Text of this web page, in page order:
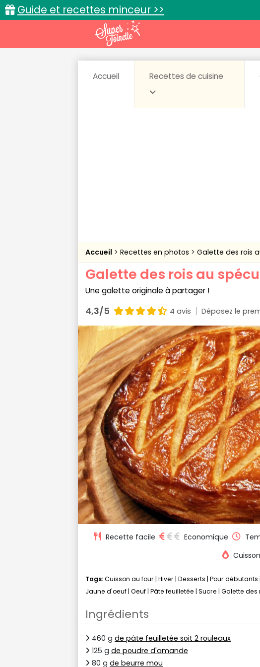
Guide et recettes minceur >>
Accueil Recettes de cuisine
Accueil Recettes en photos Galette des rois
Galette des rois au
Une galette originale à partager !
4,3/5 4 avis Déposez le
Recette facile Economique
Tags:Cuisson au four | Hiver | Desserts | Pour débutants
Jaune d'oeuf | Oeuf | Pâte feuilletée | Sucre | Galette des
Ingrédients
460 g de pâte feuilletée soit 2 rouleaux
125 g de poudre d'amande
80 g de beurre mou